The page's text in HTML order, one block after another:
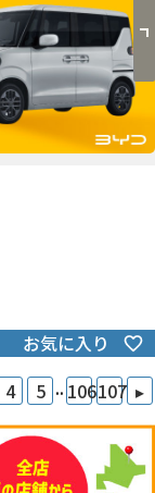
お気に入り
4 5 .. 106107 ▸